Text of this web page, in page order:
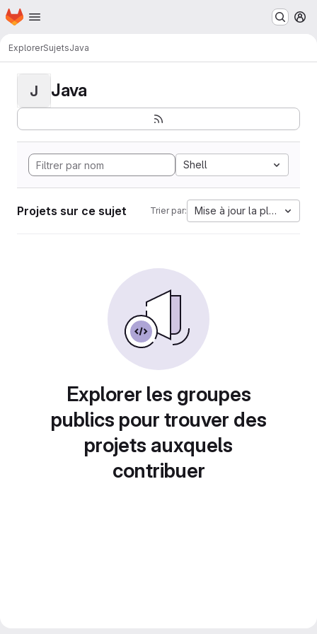
Passer au contenu principal
Page d'accueil
ExplorerSujetsJava
J Java
Shell
Projets sur ce sujet Trier par: Mise à jour la plus
Explorer les groupes
publics pour trouver des
projets auxquels
contribuer